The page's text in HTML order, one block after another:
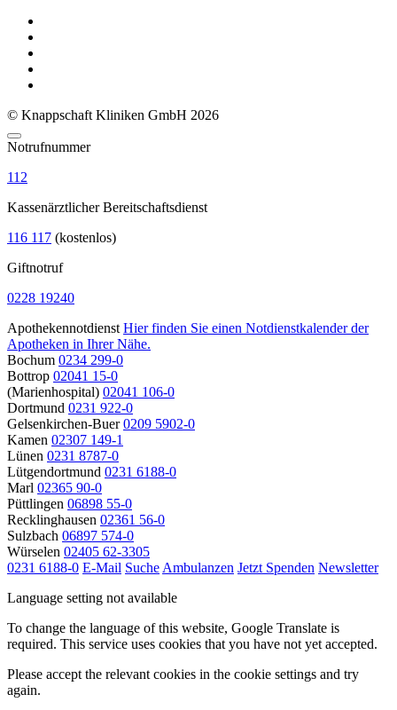
© Knappschaft Kliniken GmbH 2026
Notrufnummer
112
Kassenärztlicher Bereitschaftsdienst
116 117 (kostenlos)
Giftnotruf
0228 19240
Apothekennotdienst Hier finden Sie einen Notdienstkalender der
Apotheken in Ihrer Nähe.
Bochum 0234 299-0
Bottrop 02041 15-0
(Marienhospital) 02041 106-0
Dortmund 0231 922-0
Gelsenkirchen-Buer 0209 5902-0
Kamen 02307 149-1
Lünen 0231 8787-0
Lütgendortmund 0231 6188-0
Marl 02365 90-0
Püttlingen 06898 55-0
Recklinghausen 02361 56-0
Sulzbach 06897 574-0
Würselen 02405 62-3305
0231 6188-0 E-Mail Suche Ambulanzen Jetzt Spenden Newsletter
Language setting not available
To change the language of this website, Google Translate is
required. This service uses cookies that you have not yet accepted.
Please accept the relevant cookies in the cookie settings and try
again.